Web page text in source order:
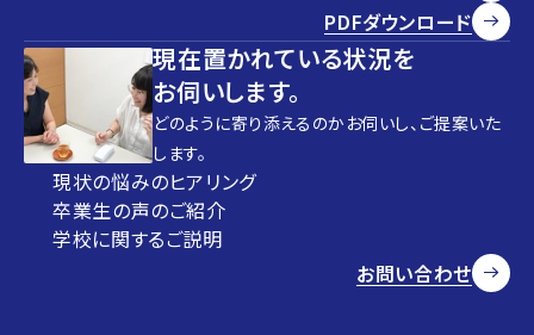
PDFダウンロード
現在置かれている状況を
お伺いします。
どのように寄り添えるのかお伺いし、ご提案いた
します。
現状の悩みのヒアリング
卒業生の声のご紹介
学校に関するご説明
お問い合わせ